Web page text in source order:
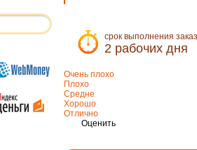
срок выполнения
2 рабочих дня
Очень плохо
Плохо
Средне
Хорошо
Отлично
Оценить